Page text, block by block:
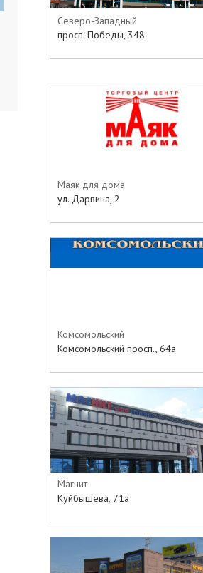
Северо-Западный
просп. Победы, 348
Маяк для дома
ул. Дарвина, 2
Комсомольский
Комсомольский просп., 64а
Магнит
Куйбышева, 71а